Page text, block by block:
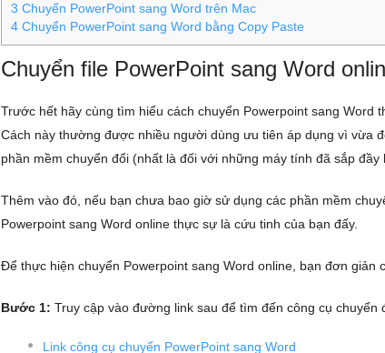
3 Chuyển PowerPoint sang Word trên Mac
4 Chuyển PowerPoint sang Word bằng Copy Paste
Chuyển file PowerPoint sang Word
Trước hết hãy cùng tìm hiểu cách chuyển Powerpoint sang Word
Cách này thường được nhiều người dùng ưu tiên áp dụng vì vừa
phần mềm chuyển đổi (nhất là đối với những máy tính đã sắp đầy
Thêm vào đó, nếu bạn chưa bao giờ sử dụng các phần mềm
Powerpoint sang Word online thực sự là cứu tinh của bạn đấy.
Để thực hiện chuyển Powerpoint sang Word online, bạn đơn giản
Bước 1: Truy cập vào đường link sau để tìm đến công cụ chuyển
Link công cụ chuyển PowerPoint sang Word